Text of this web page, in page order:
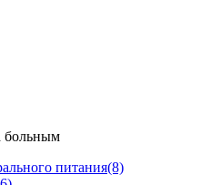
больным
питания(8)